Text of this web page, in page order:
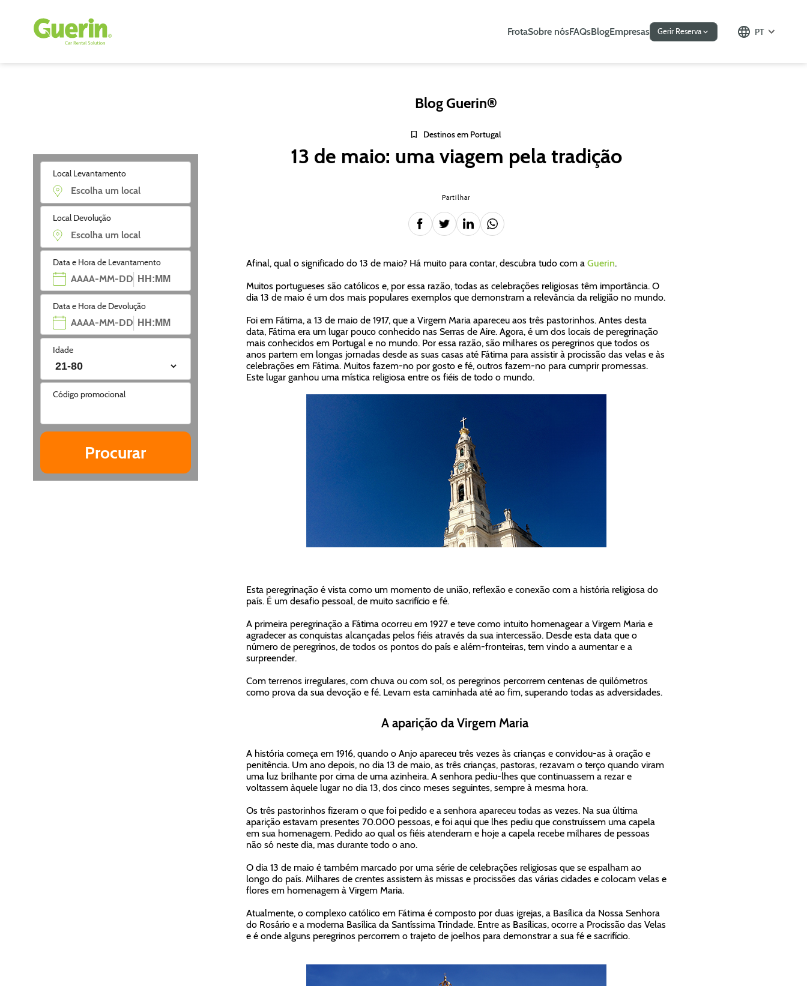
FrotaSobre nósFAQsBlogEmpresas Gerir Reserva PT
Local Levantamento
Local Devolução
Data e Hora de Levantamento
Data e Hora de Devolução
Idade
Código promocional
Blog Guerin®
Destinos em Portugal
13 de maio: uma viagem pela tradição
Partilhar
Afinal, qual o significado do 13 de maio? Há muito para contar, descubra tudo com a Guerin.
Muitos portugueses são católicos e, por essa razão, todas as celebrações religiosas têm importância. O
dia 13 de maio é um dos mais populares exemplos que demonstram a relevância da religião no mundo.
Foi em Fátima, a 13 de maio de 1917, que a Virgem Maria apareceu aos três pastorinhos. Antes desta
data, Fátima era um lugar pouco conhecido nas Serras de Aire. Agora, é um dos locais de peregrinação
mais conhecidos em Portugal e no mundo. Por essa razão, são milhares os peregrinos que todos os
anos partem em longas jornadas desde as suas casas até Fátima para assistir à procissão das velas e às
celebrações em Fátima. Muitos fazem-no por gosto e fé, outros fazem-no para cumprir promessas.
Este lugar ganhou uma mística religiosa entre os fiéis de todo o mundo.
Esta peregrinação é vista como um momento de união, reflexão e conexão com a história religiosa do
país. É um desafio pessoal, de muito sacrifício e fé.
A primeira peregrinação a Fátima ocorreu em 1927 e teve como intuito homenagear a Virgem Maria e
agradecer as conquistas alcançadas pelos fiéis através da sua intercessão. Desde esta data que o
número de peregrinos, de todos os pontos do país e além-fronteiras, tem vindo a aumentar e a
surpreender.
Com terrenos irregulares, com chuva ou com sol, os peregrinos percorrem centenas de quilómetros
como prova da sua devoção e fé. Levam esta caminhada até ao fim, superando todas as adversidades.
A aparição da Virgem Maria
A história começa em 1916, quando o Anjo apareceu três vezes às crianças e convidou-as à oração e
penitência. Um ano depois, no dia 13 de maio, as três crianças, pastoras, rezavam o terço quando viram
uma luz brilhante por cima de uma azinheira. A senhora pediu-lhes que continuassem a rezar e
voltassem àquele lugar no dia 13, dos cinco meses seguintes, sempre à mesma hora.
Os três pastorinhos fizeram o que foi pedido e a senhora apareceu todas as vezes. Na sua última
aparição estavam presentes 70.000 pessoas, e foi aqui que lhes pediu que construíssem uma capela
em sua homenagem. Pedido ao qual os fiéis atenderam e hoje a capela recebe milhares de pessoas
não só neste dia, mas durante todo o ano.
O dia 13 de maio é também marcado por uma série de celebrações religiosas que se espalham ao
longo do país. Milhares de crentes assistem às missas e procissões das várias cidades e colocam velas e
flores em homenagem à Virgem Maria.
Atualmente, o complexo católico em Fátima é composto por duas igrejas, a Basílica da Nossa Senhora
do Rosário e a moderna Basílica da Santíssima Trindade. Entre as Basílicas, ocorre a Procissão das Velas
e é onde alguns peregrinos percorrem o trajeto de joelhos para demonstrar a sua fé e sacrifício.